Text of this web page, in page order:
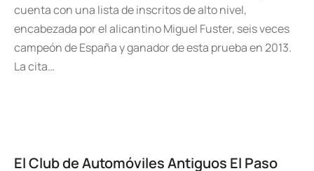
cuenta con una lista de inscritos de alto nivel,
encabezada por el alicantino Miguel Fuster, seis veces
campeón de España y ganador de esta prueba en 2013.
La cita…
El Club de Automóviles Antiguos El Paso